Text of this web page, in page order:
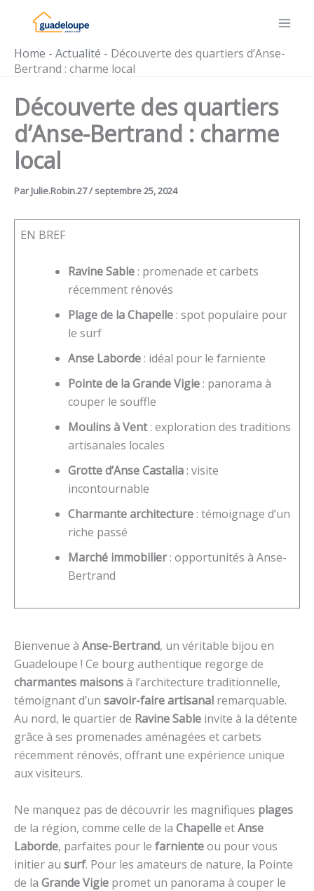
Home - Actualité - Découverte des quartiers d’Anse-
Bertrand : charme local
Découverte des quartiers
d’Anse-Bertrand : charme
local
ParJulie.Robin.27/ septembre 25, 2024
EN BREF
Ravine Sable : promenade et carbets
récemment rénovés
Plage de la Chapelle : spot populaire pour
le surf
Anse Laborde : idéal pour le farniente
Pointe de la Grande Vigie : panorama à
couper le souffle
Moulins à Vent: exploration des traditions
artisanales locales
Grotte d’Anse Castalia : visite
incontournable
Charmante architecture : témoignage d’un
riche passé
Marché immobilier: opportunités à Anse-
Bertrand
Bienvenue à Anse-Bertrand, un véritable bijou en
Guadeloupe ! Ce bourg authentique regorge de
charmantes maisonsà l’architecture traditionnelle,
témoignant d’un savoir-faire artisanal remarquable.
Au nord, le quartier de Ravine Sable invite à la détente
grâce à ses promenades aménagées et carbets
récemment rénovés, offrant une expérience unique
aux visiteurs.
Ne manquez pas de découvrir les magnifiques plages
de la région, comme celle de la ChapelleetAnse
Laborde, parfaites pour le farnienteou pour vous
initier au surf. Pour les amateurs de nature, la Pointe
de la Grande Vigie promet un panorama à couper le